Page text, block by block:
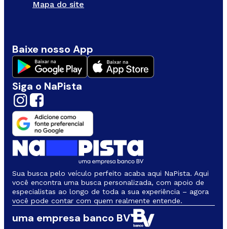
Mapa do site
Baixe nosso App
Siga o NaPista
Sua busca pelo veículo perfeito acaba aqui NaPista. Aqui
você encontra uma busca personalizada, com apoio de
especialistas ao longo de toda a sua experiência – agora
você pode contar com quem realmente entende.
uma empresa banco BV